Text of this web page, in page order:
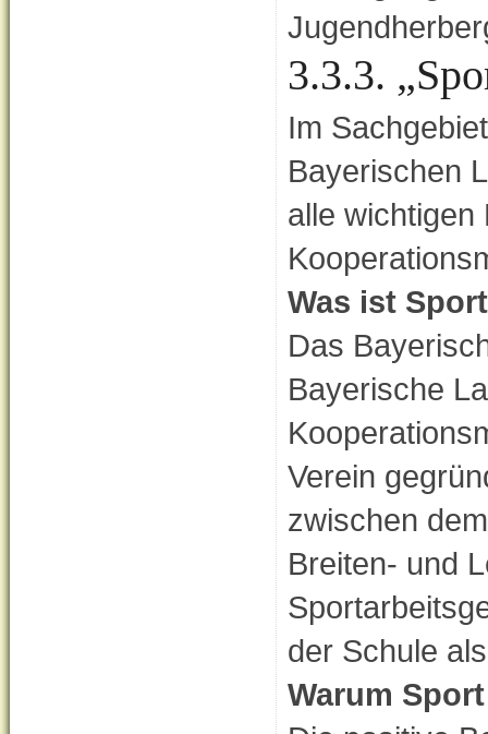
3.3.3.
Im
Bayerischen
alle wichtigen
Was ist
Das
Bayerische
Verein
zwischen
Breiten- und
der Schule
Warum